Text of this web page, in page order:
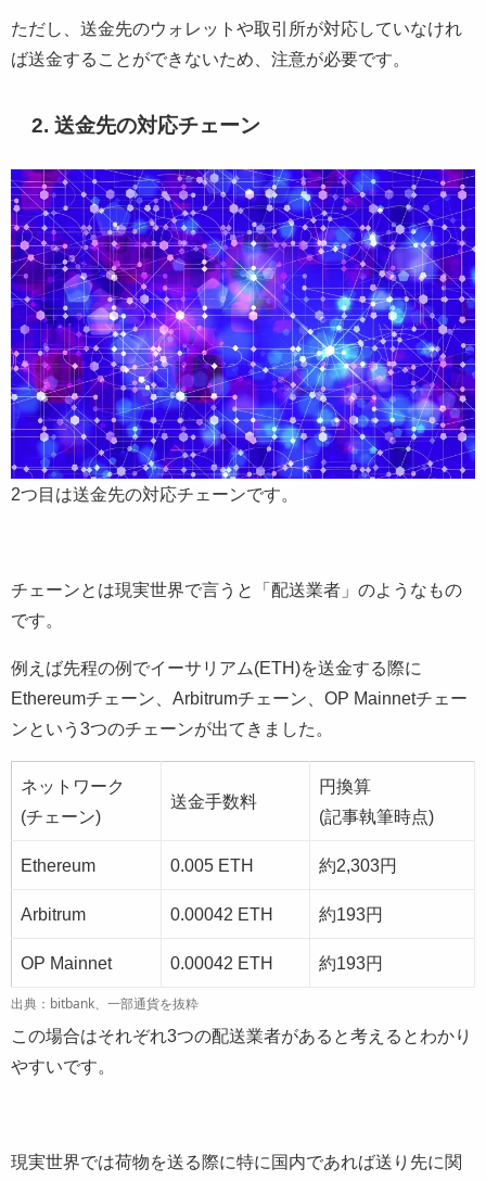
ただし、送金先のウォレットや取引所が対応していなけれ
ば送金することができないため、注意が必要です。
2. 送金先の対応チェーン
2つ目は送金先の対応チェーンです。
チェーンとは現実世界で言うと「配送業者」のようなもの
です。
例えば先程の例でイーサリアム(ETH)を送金する際に
Ethereumチェーン、Arbitrumチェーン、OP Mainnetチェー
ンという3つのチェーンが出てきました。
ネットワーク
(チェーン)
送金手数料
円換算
(記事執筆時点)
Ethereum 0.005 ETH 約2,303円
Arbitrum 0.00042 ETH 約193円
OP Mainnet 0.00042 ETH 約193円
出典：bitbank、一部通貨を抜粋
この場合はそれぞれ3つの配送業者があると考えるとわかり
やすいです。
現実世界では荷物を送る際に特に国内であれば送り先に関